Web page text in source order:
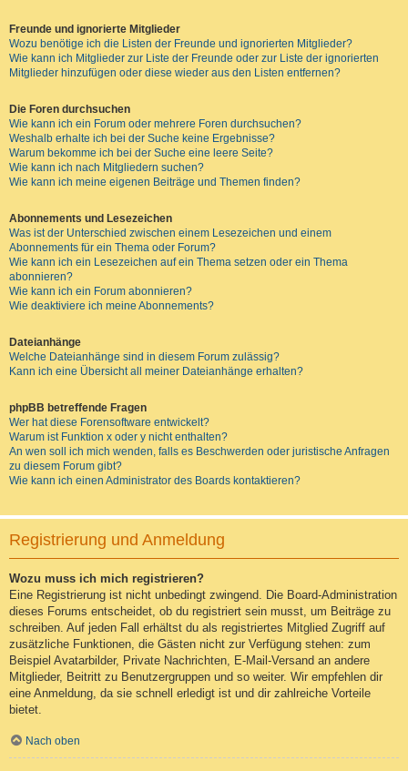
Freunde und ignorierte Mitglieder
Wozu benötige ich die Listen der Freunde und ignorierten Mitglieder?
Wie kann ich Mitglieder zur Liste der Freunde oder zur Liste der ignorierten
Mitglieder hinzufügen oder diese wieder aus den Listen entfernen?
Die Foren durchsuchen
Wie kann ich ein Forum oder mehrere Foren durchsuchen?
Weshalb erhalte ich bei der Suche keine Ergebnisse?
Warum bekomme ich bei der Suche eine leere Seite?
Wie kann ich nach Mitgliedern suchen?
Wie kann ich meine eigenen Beiträge und Themen finden?
Abonnements und Lesezeichen
Was ist der Unterschied zwischen einem Lesezeichen und einem
Abonnements für ein Thema oder Forum?
Wie kann ich ein Lesezeichen auf ein Thema setzen oder ein Thema
abonnieren?
Wie kann ich ein Forum abonnieren?
Wie deaktiviere ich meine Abonnements?
Dateianhänge
Welche Dateianhänge sind in diesem Forum zulässig?
Kann ich eine Übersicht all meiner Dateianhänge erhalten?
phpBB betreffende Fragen
Wer hat diese Forensoftware entwickelt?
Warum ist Funktion x oder y nicht enthalten?
An wen soll ich mich wenden, falls es Beschwerden oder juristische Anfragen
zu diesem Forum gibt?
Wie kann ich einen Administrator des Boards kontaktieren?
Registrierung und Anmeldung
Wozu muss ich mich registrieren?
Eine Registrierung ist nicht unbedingt zwingend. Die Board-Administration
dieses Forums entscheidet, ob du registriert sein musst, um Beiträge zu
schreiben. Auf jeden Fall erhältst du als registriertes Mitglied Zugriff auf
zusätzliche Funktionen, die Gästen nicht zur Verfügung stehen: zum
Beispiel Avatarbilder, Private Nachrichten, E-Mail-Versand an andere
Mitglieder, Beitritt zu Benutzergruppen und so weiter. Wir empfehlen dir
eine Anmeldung, da sie schnell erledigt ist und dir zahlreiche Vorteile
bietet.
Nach oben